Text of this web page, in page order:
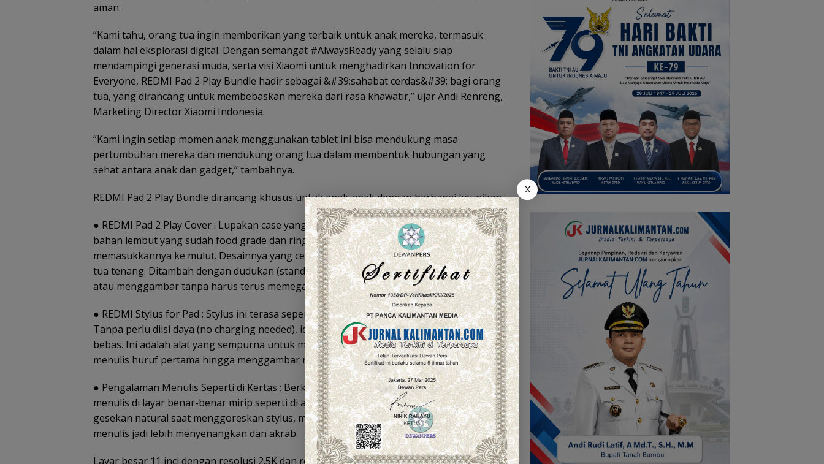
aman.
“Kami tahu, orang tua ingin memberikan yang terbaik untuk anak mereka, termasuk
dalam hal eksplorasi digital. Dengan semangat #AlwaysReady yang selalu siap
mendampingi generasi muda, serta visi Xiaomi untuk menghadirkan Innovation for
Everyone, REDMI Pad 2 Play Bundle hadir sebagai &#39;sahabat cerdas&#39; bagi orang
tua, yang dirancang untuk membebaskan mereka dari rasa khawatir,” ujar Andi Renreng,
Marketing Director Xiaomi Indonesia.
“Kami ingin setiap momen anak menggunakan tablet ini bisa mendukung masa
pertumbuhan mereka dan mendukung orang tua dalam membentuk hubungan yang
sehat antara anak dan gadget,” tambahnya.
REDMI Pad 2 Play Bundle dirancang khusus untuk anak-anak dengan berbagai keunikan :
● REDMI Pad 2 Play Cover : Lupakan case yang kaku dan tajam. Play cover ini dibuat dari
bahan lembut yang sudah food grade dan ringan, jadi tidak masalah jika anak tak sengaja
memasukkannya ke mulut. Desainnya yang cerah dan tanpa sudut tajam membuat orang
tua tenang. Ditambah dengan dudukan (stand) terintegrasi, anak bisa nyaman menonton
atau menggambar tanpa harus terus memegangnya.
● REDMI Stylus for Pad : Stylus ini terasa seperti pensil sungguhan di tangan anak-anak.
Tanpa perlu diisi daya (no charging needed), ide-ide kreatif mereka bisa langsung mengalir
bebas. Ini adalah alat yang sempurna untuk mengasah motorik halus mereka, dari mulai
menulis huruf pertama hingga menggambar monster imajinasi.
● Pengalaman Menulis Seperti di Kertas : Berkat lapisan paper-like matte glass,sensasi
menulis di layar benar-benar mirip seperti di atas kertas. Anak-anak bisa merasakan
gesekan natural saat menggoreskan stylus, membuat pengalaman menggambar dan
menulis jadi lebih menyenangkan dan akrab.
Layar besar 11 inci dengan resolusi 2.5K dan refresh rate 90Hz menghadirkan visualyang
X